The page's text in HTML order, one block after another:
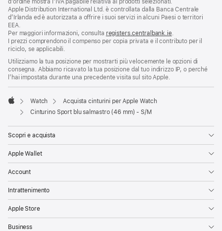
Apple Distribution International Ltd. è controllata dalla Banca Centrale
d’Irlanda ed è autorizzata a offrire i suoi servizi in alcuni Paesi o territori
EEA.
Per maggiori informazioni, consulta registers.centralbank.ie.
I prezzi comprendono il compenso per copia privata e il contributo per il
riciclo, se applicabili.
Utilizziamo la tua posizione per mostrarti più velocemente le opzioni di
consegna. Abbiamo ricavato la tua posizione dal tuo indirizzo IP, o perché
l’hai impostata durante una precedente visita sul sito Apple.
Apple
Watch
Acquista cinturini per Apple Watch
Cinturino Sport blu salmastro (46 mm) - S/M
Scopri e acquista
Apple Wallet
Account
Intrattenimento
Apple Store
Business